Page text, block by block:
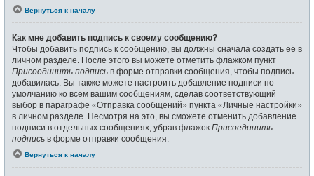
Вернуться к началу
Как мне добавить подпись к своему сообщению?
Чтобы добавить подпись к сообщению, вы должны сначала создать её в
личном разделе. После этого вы можете отметить флажком пункт
Присоединить подпись в форме отправки сообщения, чтобы подпись
добавилась. Вы также можете настроить добавление подписи по
умолчанию ко всем вашим сообщениям, сделав соответствующий
выбор в параграфе «Отправка сообщений» пункта «Личные настройки»
в личном разделе. Несмотря на это, вы сможете отменить добавление
подписи в отдельных сообщениях, убрав флажок Присоединить
подпись в форме отправки сообщения.
Вернуться к началу